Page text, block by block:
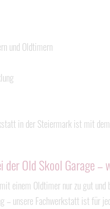
und Oldtimern
in der Steiermark ist mit
Old Skool Garage
einem Oldtimer nur zu gut
– unsere Fachwerkstatt ist für